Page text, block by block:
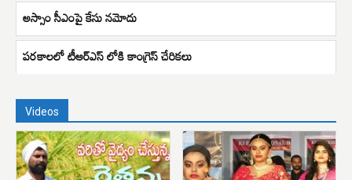
అస్సాం సీఎంపై కేసు నమోదు
పరకాలలో టీఆర్ఎస్ లోకి కాంగ్రెస్ చేరికలు
Videos